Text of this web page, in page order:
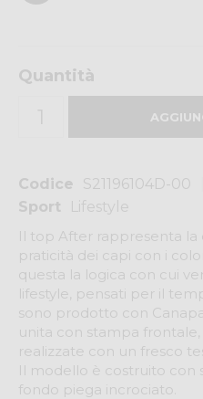
Codice S21196104D-00
Sport
Lifestyle
Il top After rappresenta la
praticità dei capi con i
questa la logica con cui
lifestyle, pensati per il
sono prodotto con
unita con stampa
realizzate con un fresco
Il modello è costruito con
fondo piega incrociato.
Quantità